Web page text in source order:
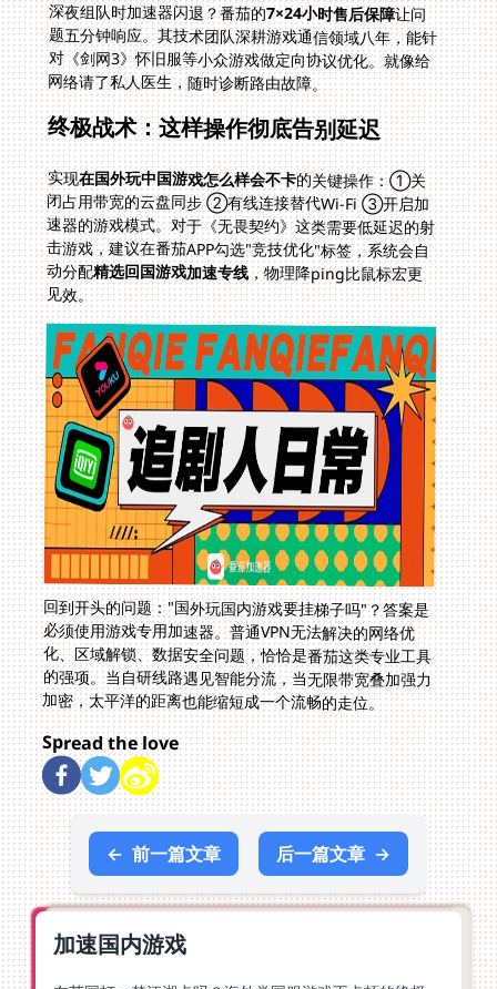
深夜组队时加速器闪退？番茄的7×24小时售后保障让问
题五分钟响应。其技术团队深耕游戏通信领域八年，能针
对《剑网3》怀旧服等小众游戏做定向协议优化。就像给
网络请了私人医生，随时诊断路由故障。
终极战术：这样操作彻底告别延迟
实现在国外玩中国游戏怎么样会不卡的关键操作：①关
闭占用带宽的云盘同步 ②有线连接替代Wi-Fi ③开启加
速器的游戏模式。对于《无畏契约》这类需要低延迟的射
击游戏，建议在番茄APP勾选"竞技优化"标签，系统会自
动分配精选回国游戏加速专线，物理降ping比鼠标宏更
见效。
回到开头的问题："国外玩国内游戏要挂梯子吗"？答案是
必须使用游戏专用加速器。普通VPN无法解决的网络优
化、区域解锁、数据安全问题，恰恰是番茄这类专业工具
的强项。当自研线路遇见智能分流，当无限带宽叠加强力
加密，太平洋的距离也能缩短成一个流畅的走位。
Spread the love
← 前一篇文章 后一篇文章 →
加速国内游戏